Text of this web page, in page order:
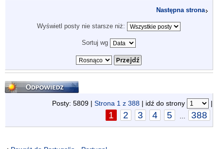
Następna strona
Wyświetl posty nie starsze niż:
Sortuj wg
Odpowiedz
Posty: 5809 | Strona 1 z 388 | idź do strony |
1 2 3 4 5 ... 388